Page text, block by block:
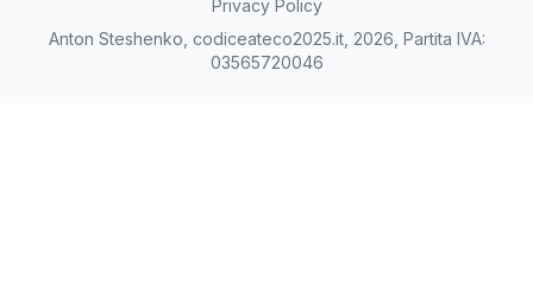
Privacy Policy
Anton Steshenko, codiceateco2025.it, 2026, Partita IVA:
03565720046